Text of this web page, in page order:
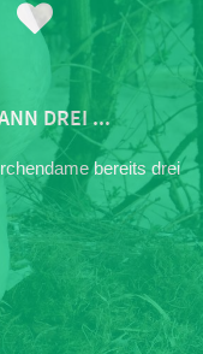
DREI ...
bereits drei